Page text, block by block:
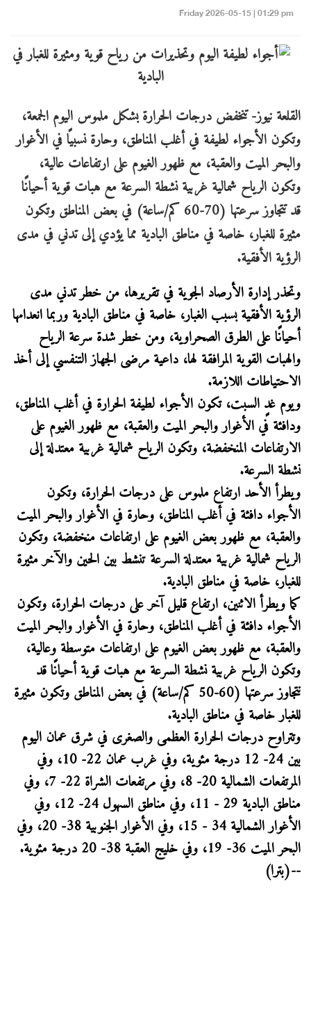
Friday 2026-05-15 | 01:29 pm
القلعة نيوز- تنخفض درجات الحرارة بشكل ملموس اليوم الجمعة،
وتكون الأجواء لطيفة في أغلب المناطق، وحارة نسبيًا في الأغوار
والبحر الميت والعقبة، مع ظهور الغيوم على ارتفاعات عالية،
وتكون الرياح شمالية غربية نشطة السرعة مع هبات قوية أحيانًا
قد تتجاوز سرعتها (70-60 كم/ساعة) في بعض المناطق وتكون
مثيرة للغبار، خاصة في مناطق البادية مما يؤدي إلى تدني في مدى
الرؤية الأفقية.
وتحذر إدارة الأرصاد الجوية في تقريرها، من خطر تدني مدى
الرؤية الأفقية بسبب الغبار، خاصة في مناطق البادية وربما انعدامها
أحيانًا على الطرق الصحراوية، ومن خطر شدة سرعة الرياح
والهبات القوية المرافقة لها، داعية مرضى الجهاز التنفسي إلى أخذ
الاحتياطات اللازمة.
ويوم غدٍ السبت، تكون الأجواء لطيفة الحرارة في أغلب المناطق،
ودافئة في الأغوار والبحر الميت والعقبة، مع ظهور الغيوم على
الارتفاعات المنخفضة، وتكون الرياح شمالية غربية معتدلة إلى
نشطة السرعة.
ويطرأ الأحد ارتفاع ملموس على درجات الحرارة، وتكون
الأجواء دافئة في أغلب المناطق، وحارة في الأغوار والبحر الميت
والعقبة، مع ظهور بعض الغيوم على ارتفاعات منخفضة، وتكون
الرياح شمالية غربية معتدلة السرعة تنشط بين الحين والآخر مثيرة
للغبار، خاصة في مناطق البادية.
كما ويطرأ الاثنين، ارتفاع قليل آخر على درجات الحرارة، وتكون
الأجواء دافئة في أغلب المناطق، وحارة في الأغوار والبحر الميت
والعقبة، مع ظهور بعض الغيوم على ارتفاعات متوسطة وعالية،
وتكون الرياح غربية نشطة السرعة مع هبات قوية أحيانًا قد
تتجاوز سرعتها (60-50 كم/ساعة) في بعض المناطق وتكون مثيرة
للغبار خاصة في مناطق البادية.
وتتراوح درجات الحرارة العظمى والصغرى في شرق عمان اليوم
بين 24- 12 درجة مئوية، وفي غرب عمان 22- 10، وفي
المرتفعات الشمالية 20- 8، وفي مرتفعات الشراة 22- 7، وفي
مناطق البادية 29 - 11، وفي مناطق السهول 24- 12، وفي
الأغوار الشمالية 34 - 15، وفي الأغوار الجنوبية 38- 20، وفي
البحر الميت 36- 19، وفي خليج العقبة 38- 20 درجة مئوية.
--(بترا)